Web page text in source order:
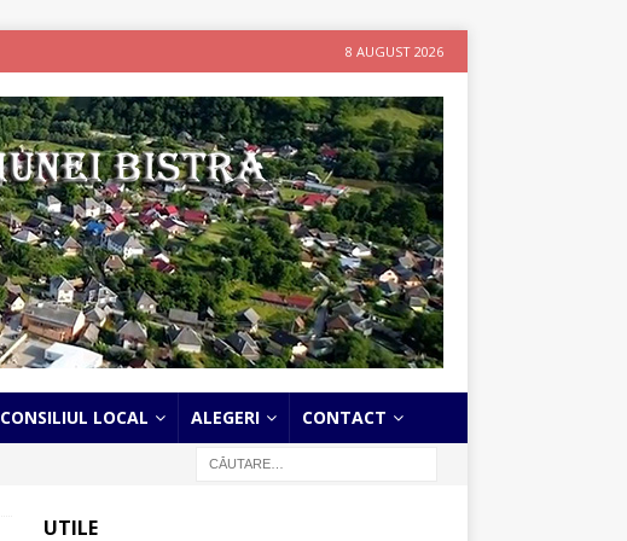
8 AUGUST 2026
CONSILIUL LOCAL ALEGERI CONTACT
UTILE